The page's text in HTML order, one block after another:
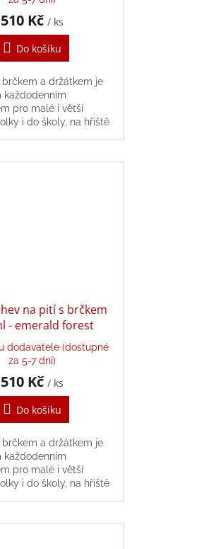
510 Kč / ks
Do košíku
brčkem a držátkem je
každodenním
pro malé i větší
i do školy, na hřiště
na pití s brčkem
- emerald forest
dodavatele (dostupné
za 5-7 dní)
510 Kč / ks
Do košíku
brčkem a držátkem je
každodenním
pro malé i větší
i do školy, na hřiště